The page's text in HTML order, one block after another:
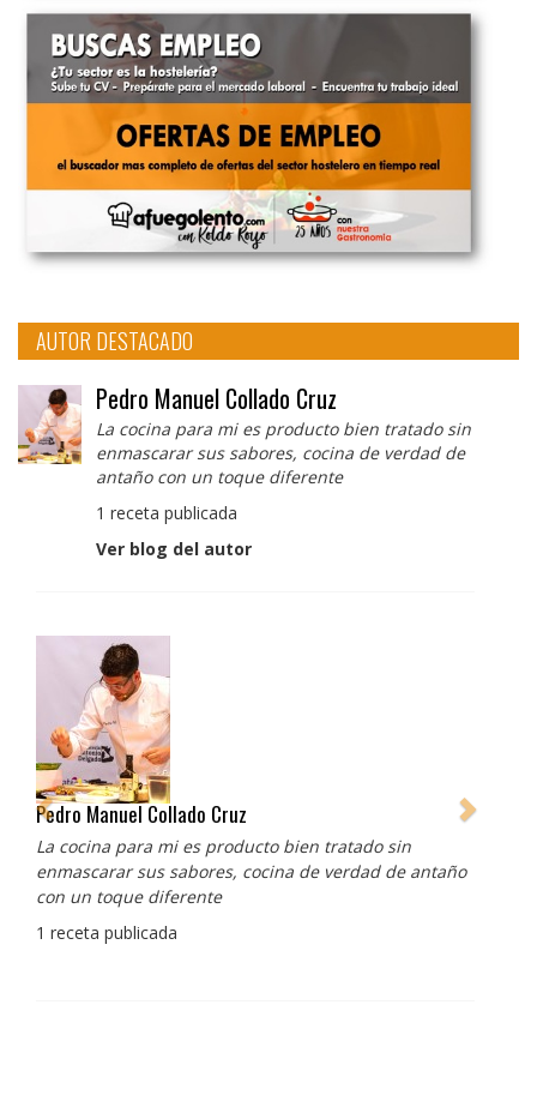
AUTOR DESTACADO
Pedro Manuel Collado Cruz
La cocina para mi es producto bien tratado sin
enmascarar sus sabores, cocina de verdad de
antaño con un toque diferente
1 receta publicada
Ver blog del autor
Pedro Manuel Collado Cruz
La cocina para mi es producto bien tratado sin
enmascarar sus sabores, cocina de verdad de antaño
con un toque diferente
1 receta publicada